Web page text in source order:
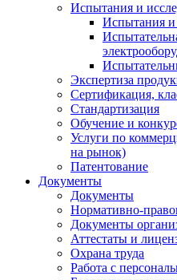
Испытания и
Испытания и
Экспертиза
Сертификация,
Стандартизация
Обучение и
Услуги по
на рынок)
Патентование
Документы
Документы
Нормативно-
Документы
Аттестаты и
Охрана труда
Работа с